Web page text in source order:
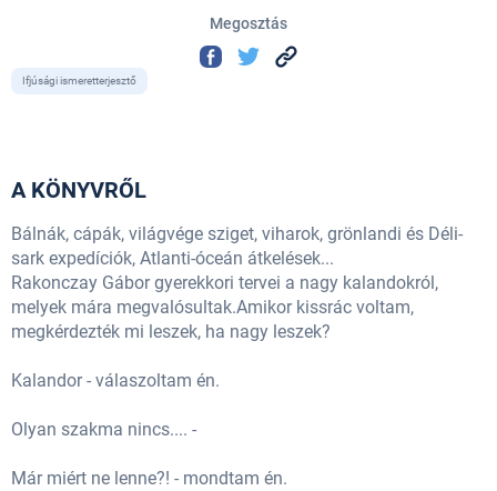
Megosztás
Ifjúsági ismeretterjesztő
A KÖNYVRŐL
Bálnák, cápák, világvége sziget, viharok, grönlandi és Déli-
sark expedíciók, Atlanti-óceán átkelések...
Rakonczay Gábor gyerekkori tervei a nagy kalandokról,
melyek mára megvalósultak.Amikor kissrác voltam,
megkérdezték mi leszek, ha nagy leszek?
Kalandor - válaszoltam én.
Olyan szakma nincs.... -
Már miért ne lenne?! - mondtam én.